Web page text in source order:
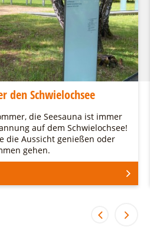
den Schwielochsee
die Seesauna ist immer
auf dem Schwielochsee!
die Aussicht genießen oder
gehen.